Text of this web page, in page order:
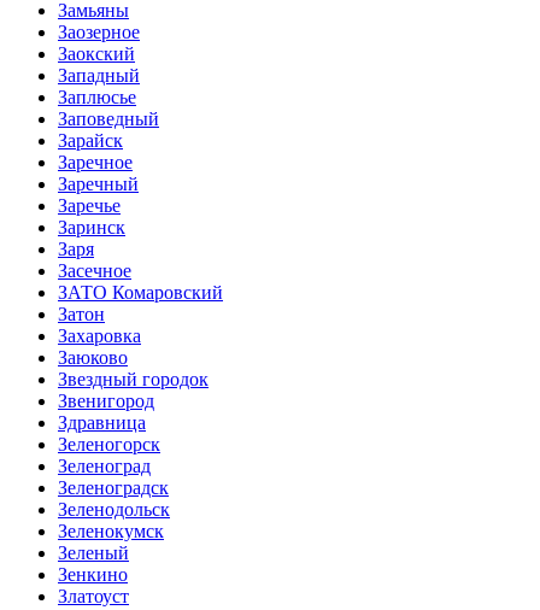
Замьяны
Заозерное
Заокский
Западный
Заплюсье
Заповедный
Зарайск
Заречное
Заречный
Заречье
Заринск
Заря
Засечное
ЗАТО Комаровский
Затон
Захаровка
Заюково
Звездный городок
Звенигород
Здравница
Зеленогорск
Зеленоград
Зеленоградск
Зеленодольск
Зеленокумск
Зеленый
Зенкино
Златоуст